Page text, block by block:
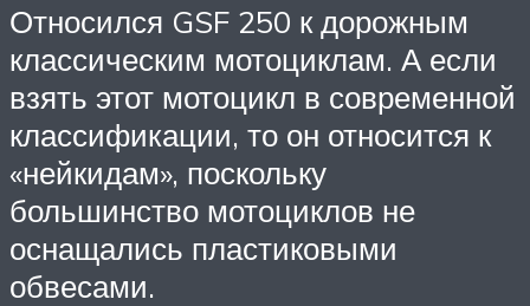
Относился GSF 250 к дорожным
классическим мотоциклам. А если
взять этот мотоцикл в современной
классификации, то он относится к
«нейкидам», поскольку
большинство мотоциклов не
оснащались пластиковыми
обвесами.